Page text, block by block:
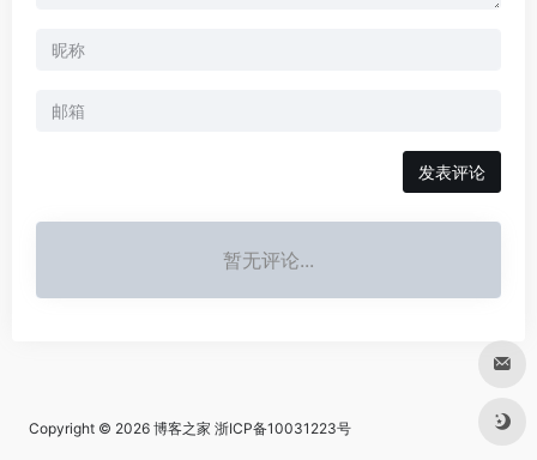
发表评论
暂无评论...
Copyright © 2026 博客之家 浙ICP备10031223号